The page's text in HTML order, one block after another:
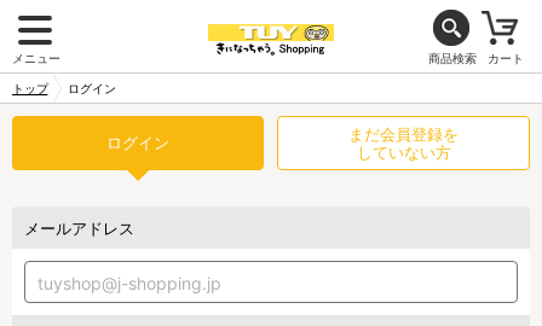
メニュー 商品検索 カート
トップ ログイン
ログイン
まだ会員登録を
していない方
メールアドレス